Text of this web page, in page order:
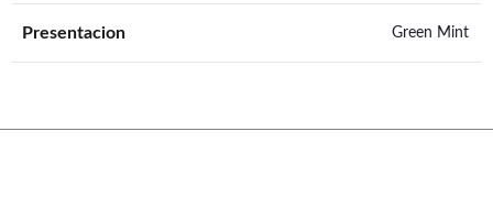
Presentacion Green Mint